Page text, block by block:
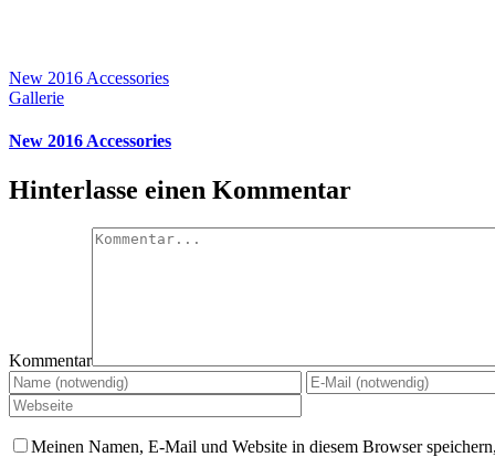
New 2016 Accessories
Gallerie
New 2016 Accessories
Hinterlasse einen Kommentar
Kommentar
Meinen Namen, E-Mail und Website in diesem Browser